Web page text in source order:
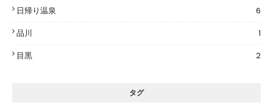
日帰り温泉
6
品川
1
目黒
2
タグ